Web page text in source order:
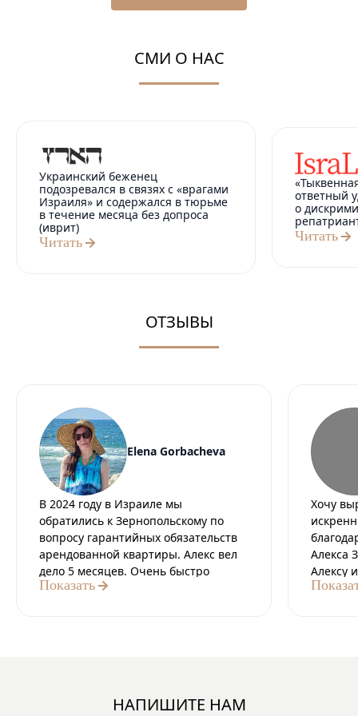
СМИ О НАС
Украинский беженец
подозревался в связях с «врагами
Израиля» и содержался в тюрьме
в течение месяца без допроса
(иврит)
Читать
ответный
о
Читать
ОТЗЫВЫ
Elena Gorbacheva
В 2024 году в Израиле мы
обратились к Зернопольскому по
вопросу гарантийных обязательств
арендованной квартиры. Алекс вел
дело 5 месяцев. Очень быстро
отвечал, всегда был на связи. Со
огромное. Я не была уверена, что за
Показать
Хочу
Алекса
Алексу
НАПИШИТЕ НАМ